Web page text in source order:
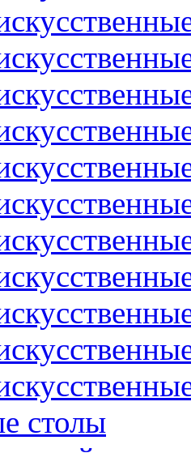
столы